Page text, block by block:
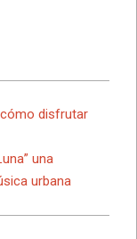
disfrutar
una
urbana